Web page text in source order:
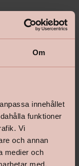
Om
innehållet
funktioner
Vi
och annan
medier och
med.
iD Inspiration Click Solid